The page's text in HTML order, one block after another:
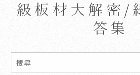
級板材大解密/
答集